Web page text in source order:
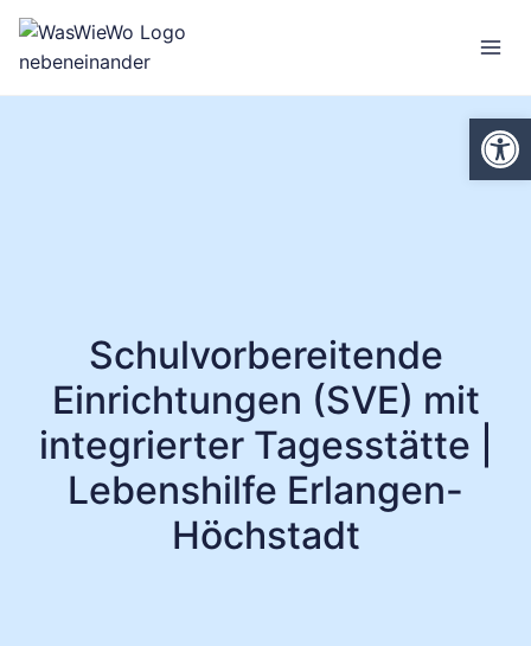
Zum
Inhalt
springen
Schulvorbereitende
Einrichtungen (SVE) mit
integrierter Tagesstätte |
Lebenshilfe Erlangen-
Höchstadt